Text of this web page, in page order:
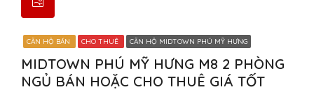
CĂN HỘ BÁN CHO THUÊ CĂN HỘ MIDTOWN PHÚ MỸ HƯNG
MIDTOWN PHÚ MỸ HƯNG M8 2 PHÒNG
NGỦ BÁN HOẶC CHO THUÊ GIÁ TỐT